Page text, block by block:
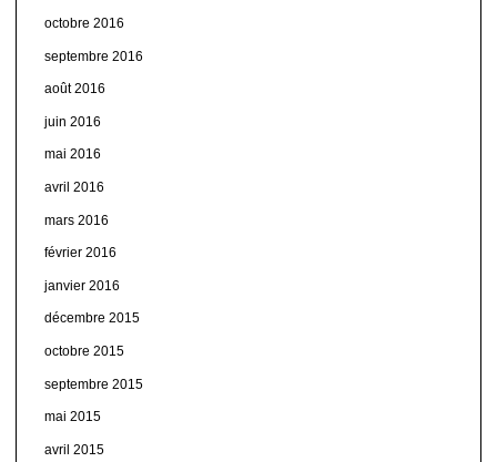
octobre 2016
septembre 2016
août 2016
juin 2016
mai 2016
avril 2016
mars 2016
février 2016
janvier 2016
décembre 2015
octobre 2015
septembre 2015
mai 2015
avril 2015